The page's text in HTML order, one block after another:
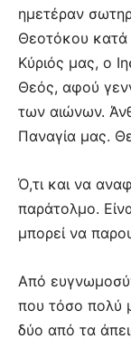
ημετέραν
Θεοτόκου κατά
Κύριός μας, ο
Θεός, αφού
των αιώνων.
Παναγία μας.
Ό,τι και να
παράτολμο.
μπορεί να
Από
που τόσο πολύ
δύο από τα